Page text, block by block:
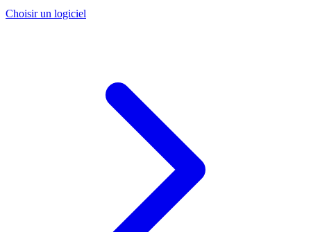
Choisir un logiciel